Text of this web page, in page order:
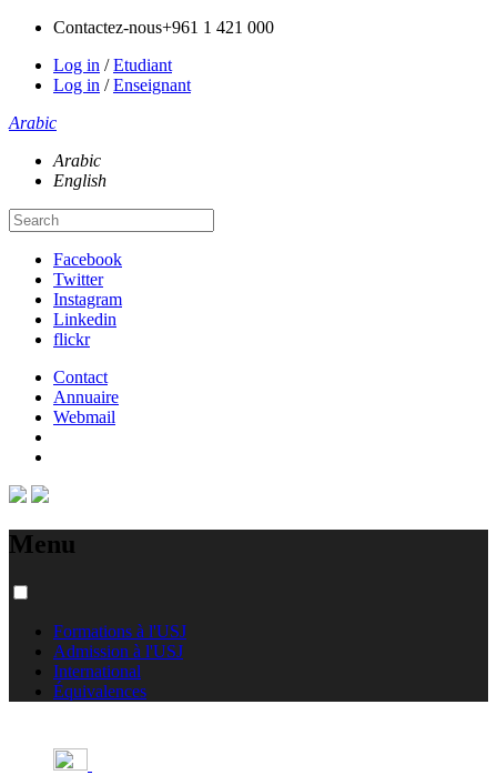
Contactez-nous+961 1 421 000
Log in /Etudiant
Log in /Enseignant
Arabic
Arabic
English
Facebook
Twitter
Instagram
Linkedin
flickr
Contact
Annuaire
Webmail
Menu
Formations à l'USJ
Admission à l'USJ
International
Équivalences